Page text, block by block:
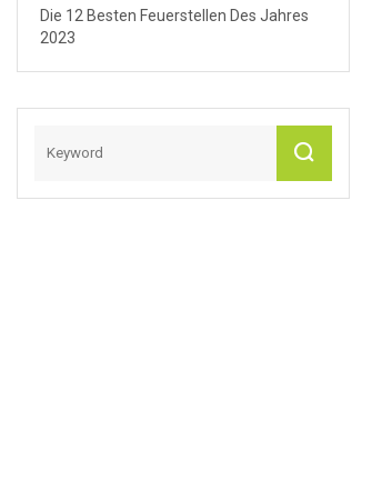
Die 12 Besten Feuerstellen Des Jahres
2023